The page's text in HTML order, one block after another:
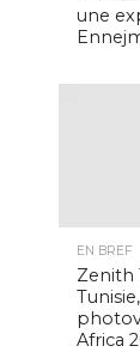
une
EN BREF
Zenith
Africa